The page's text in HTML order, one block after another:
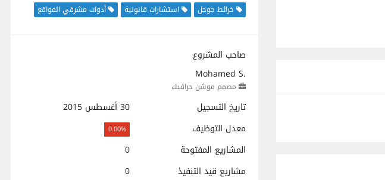
خرائط جوجل استشارات قانونية أدوات مشرفي المواقع
صاحب المشروع
Mohamed S.
مصمم موشن جرافيك
تاريخ التسجيل
30 أغسطس 2015
معدل التوظيف
0.00%
المشاريع المفتوحة
0
مشاريع قيد التنفيذ
0